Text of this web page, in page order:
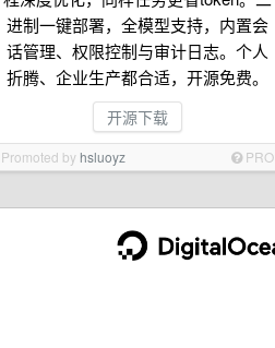
进制一键部署，全模型支持，内置会
话管理、权限控制与审计日志。个人
折腾、企业生产都合适，开源免费。
开源下载
Promoted by hsluoyz PRO